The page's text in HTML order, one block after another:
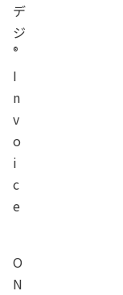
デ
ジ
®
I
n
v
o
i
c
e
O
N